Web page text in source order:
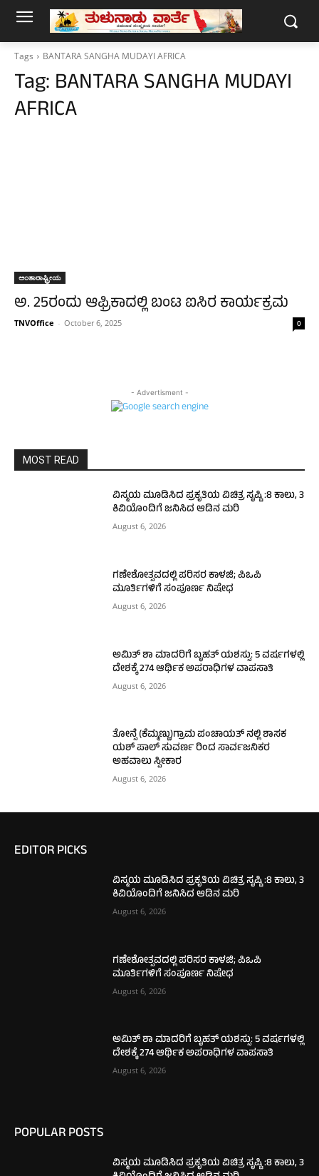
Tags BANTARA SANGHA MUDAYI AFRICA
Tag: BANTARA SANGHA MUDAYI
AFRICA
ಅಂತಾರಾಷ್ಟ್ರೀಯ
ಅ. 25ರಂದು ಆಫ್ರಿಕಾದಲ್ಲಿ ಬಂಟ ಐಸಿರ ಕಾರ್ಯಕ್ರಮ
TNVOffice - October 6, 2025 0
- Advertisment -
MOST READ
ವಿಸ್ಮಯ ಮೂಡಿಸಿದ ಪ್ರಕೃತಿಯ ವಿಚಿತ್ರ ಸೃಷ್ಟಿ :8 ಕಾಲು, 3
ಕಿವಿಯೊಂದಿಗೆ ಜನಿಸಿದ ಆಡಿನ ಮರಿ
August 6, 2026
ಗಣೇಶೋತ್ಸವದಲ್ಲಿ ಪರಿಸರ ಕಾಳಜಿ; ಪಿಒಪಿ
ಮೂರ್ತಿಗಳಿಗೆ ಸಂಪೂರ್ಣ ನಿಷೇಧ
August 6, 2026
ಅಮಿತ್ ಶಾ ಮಾದರಿಗೆ ಬೃಹತ್ ಯಶಸ್ಸು: 5 ವರ್ಷಗಳಲ್ಲಿ
ದೇಶಕ್ಕೆ 274 ಆರ್ಥಿಕ ಅಪರಾಧಿಗಳ ವಾಪಸಾತಿ
August 6, 2026
ತೋನ್ಸೆ (ಕೆಮ್ಮಣ್ಣು)ಗ್ರಾಮ ಪಂಚಾಯತ್ ನಲ್ಲಿ ಶಾಸಕ
ಯಶ್ ಪಾಲ್ ಸುವರ್ಣ ರಿಂದ ಸಾರ್ವಜನಿಕರ
ಅಹವಾಲು ಸ್ವೀಕಾರ
August 6, 2026
EDITOR PICKS
ವಿಸ್ಮಯ ಮೂಡಿಸಿದ ಪ್ರಕೃತಿಯ ವಿಚಿತ್ರ ಸೃಷ್ಟಿ :8 ಕಾಲು, 3
ಕಿವಿಯೊಂದಿಗೆ ಜನಿಸಿದ ಆಡಿನ ಮರಿ
August 6, 2026
ಗಣೇಶೋತ್ಸವದಲ್ಲಿ ಪರಿಸರ ಕಾಳಜಿ; ಪಿಒಪಿ
ಮೂರ್ತಿಗಳಿಗೆ ಸಂಪೂರ್ಣ ನಿಷೇಧ
August 6, 2026
ಅಮಿತ್ ಶಾ ಮಾದರಿಗೆ ಬೃಹತ್ ಯಶಸ್ಸು: 5 ವರ್ಷಗಳಲ್ಲಿ
ದೇಶಕ್ಕೆ 274 ಆರ್ಥಿಕ ಅಪರಾಧಿಗಳ ವಾಪಸಾತಿ
August 6, 2026
POPULAR POSTS
ವಿಸ್ಮಯ ಮೂಡಿಸಿದ ಪ್ರಕೃತಿಯ ವಿಚಿತ್ರ ಸೃಷ್ಟಿ :8 ಕಾಲು, 3